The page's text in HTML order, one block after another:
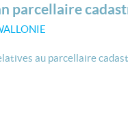
parcellaire
au parcellaire